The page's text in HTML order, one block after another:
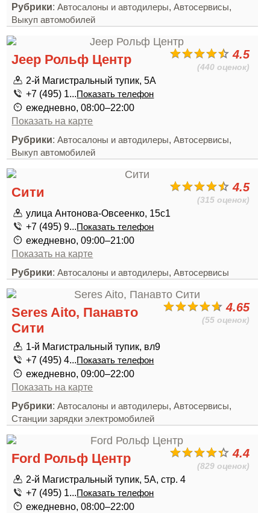
Рубрики:Автосалоны и автодилеры,Автосервисы,
Выкуп автомобилей
4.5
(440 оценок)
Jeep Рольф Центр
2-й Магистральный тупик, 5А
+7 (495) 1...Показать телефон
ежедневно, 08:00–22:00
Показать на карте
Рубрики:Автосалоны и автодилеры,Автосервисы,
Выкуп автомобилей
4.5
(315 оценок)
Сити
улица Антонова-Овсеенко, 15с1
+7 (495) 9...Показать телефон
ежедневно, 09:00–21:00
Показать на карте
Рубрики:Автосалоны и автодилеры,Автосервисы
4.65
(55 оценок)
Seres Aito, Панавто
Сити
1-й Магистральный тупик, вл9
+7 (495) 4...Показать телефон
ежедневно, 09:00–22:00
Показать на карте
Рубрики:Автосалоны и автодилеры,Автосервисы,
Станции зарядки электромобилей
4.4
(829 оценок)
Ford Рольф Центр
2-й Магистральный тупик, 5А, стр. 4
+7 (495) 1...Показать телефон
ежедневно, 08:00–22:00